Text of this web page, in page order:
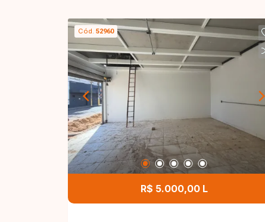
Cód. 52960
R$ 5.000,00 L